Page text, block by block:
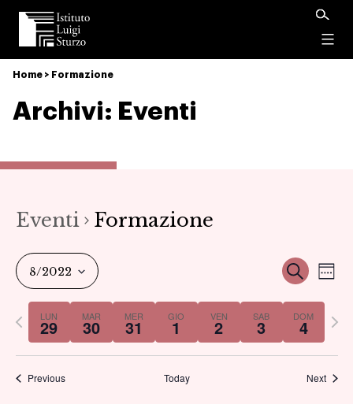
Istituto
Luigi
Sturzo
Home > Formazione
Archivi: Eventi
Eventi Formazione
e
viste
Cerca
8/2022
Select
date.LUN
29 MAR
30 MER
31 GIO
1 VEN
2 SAB
3 DOM
4
Previous
week
Previous Today Next